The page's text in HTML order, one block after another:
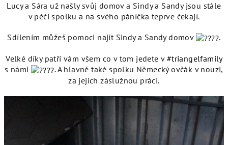
Lucy a Sára už našly svůj domov a Sindy a Sandy jsou stále
v péči spolku a na svého páníčka teprve čekají.
Sdílením můžeš pomoci najít Sindy a Sandy domov .
Velké díky patří vám všem co v tom jedete v #triangelfamily
s námi
. A hlavně také spolku Německý ovčák v nouzi,
za jejich záslužnou práci.